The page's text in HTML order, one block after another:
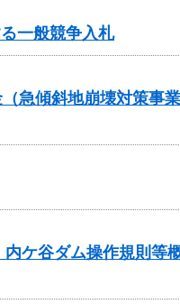
一般競争入札
急傾斜地崩壊対策事
ケ谷ダム操作規則等